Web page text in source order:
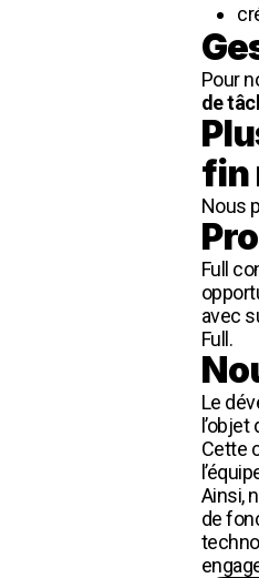
Pour
de
fin
Nous
Full
avec
Full.
Le
Cette
Ainsi,
de